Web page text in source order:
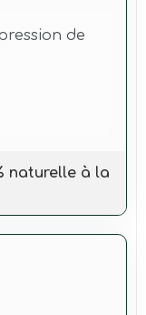
de
naturelle à la